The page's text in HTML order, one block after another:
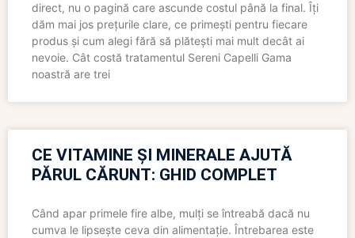
direct, nu o pagină care ascunde costul până la final. Îți
dăm mai jos prețurile clare, ce primești pentru fiecare
produs și cum alegi fără să plătești mai mult decât ai
nevoie. Cât costă tratamentul Sereni Capelli Gama
noastră are trei
CE VITAMINE ȘI MINERALE AJUTĂ
PĂRUL CĂRUNT: GHID COMPLET
Când apar primele fire albe, mulți se întreabă dacă nu
cumva le lipsește ceva din alimentație. Întrebarea este